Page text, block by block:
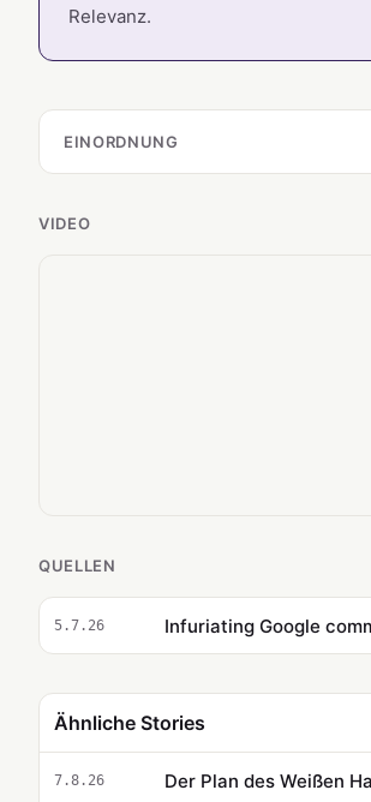
Relevanz.
EINORDNUNG
VIDEO
QUELLEN
5.7.26
Ähnliche Stories
7.8.26